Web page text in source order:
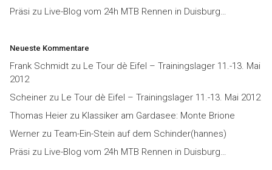
Präsi zu Live-Blog vom 24h MTB Rennen in Duisburg…
Neueste Kommentare
Frank Schmidt zu Le Tour dè Eifel – Trainingslager 11.-13. Mai
2012
Scheiner zu Le Tour dè Eifel – Trainingslager 11.-13. Mai 2012
Thomas Heier zu Klassiker am Gardasee: Monte Brione
Werner zu Team-Ein-Stein auf dem Schinder(hannes)
Präsi zu Live-Blog vom 24h MTB Rennen in Duisburg…